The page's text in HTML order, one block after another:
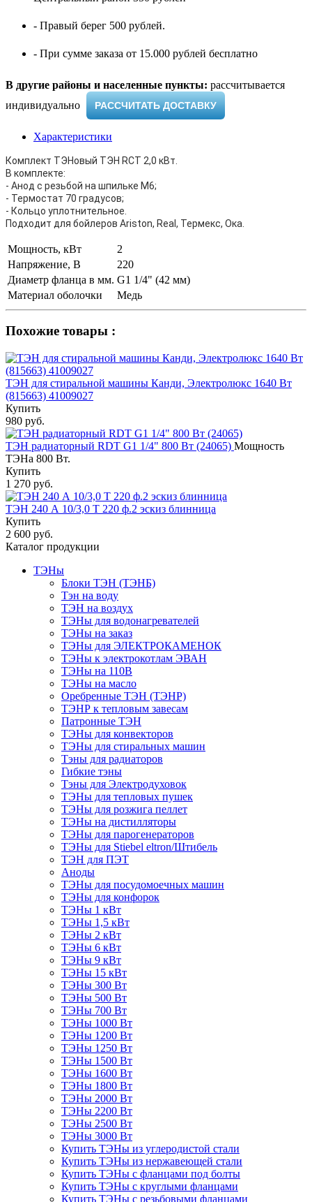
- Правый берег 500 рублей.
- При сумме заказа от 15.000 рублей бесплатно
В другие районы и населенные пункты: рассчитывается
индивидуально ​
РАССЧИТАТЬ ДОСТАВКУ
Характеристики
Комплект ТЭНовый ТЭН RCT 2,0 кВт.
В комплекте:
- Анод с резьбой на шпильке М6;
- Термостат 70 градусов;
- Кольцо уплотнительное.
Подходит для бойлеров Ariston, Real, Термекс, Ока.
Мощность, кВт
2
Напряжение, В
220
Диаметр фланца в мм. G1 1/4" (42 мм)
Материал оболочки
Медь
Похожие товары :
ТЭН для стиральной машины Канди, Электролюкс 1640 Вт
(815663) 41009027
Купить
980 руб.
ТЭН радиаторный RDT G1 1/4" 800 Вт (24065) Мощность
ТЭНа 800 Вт.
Купить
1 270 руб.
ТЭН 240 А 10/3,0 T 220 ф.2 эскиз блинница
Купить
2 600 руб.
Каталог продукции
ТЭНы
Блоки ТЭН (ТЭНБ)
Тэн на воду
ТЭН на воздух
ТЭНы для водонагревателей
ТЭНы на заказ
ТЭНы для ЭЛЕКТРОКАМЕНОК
ТЭНы к электрокотлам ЭВАН
ТЭНы на 110В
ТЭНы на масло
Оребренные ТЭН (ТЭНР)
ТЭНР к тепловым завесам
Патронные ТЭН
ТЭНы для конвекторов
ТЭНы для стиральных машин
Тэны для радиаторов
Гибкие тэны
Тэны для Электродуховок
ТЭНы для тепловых пушек
ТЭНы для розжига пеллет
ТЭНы на дистилляторы
ТЭНы для парогенераторов
ТЭНы для Stiebel eltron/Штибель
ТЭН для ПЭТ
Аноды
ТЭНы для посудомоечных машин
ТЭНы для конфорок
ТЭНы 1 кВт
ТЭНы 1,5 кВт
ТЭНы 2 кВт
ТЭНы 6 кВт
ТЭНы 9 кВт
ТЭНы 15 кВт
ТЭНы 300 Вт
ТЭНы 500 Вт
ТЭНы 700 Вт
ТЭНы 1000 Вт
ТЭНы 1200 Вт
ТЭНы 1250 Вт
ТЭНы 1500 Вт
ТЭНы 1600 Вт
ТЭНы 1800 Вт
ТЭНы 2000 Вт
ТЭНы 2200 Вт
ТЭНы 2500 Вт
ТЭНы 3000 Вт
Купить ТЭНы из углеродистой стали
Купить ТЭНы из нержавеющей стали
Купить ТЭНы с фланцами под болты
Купить ТЭНы с круглыми фланцами
Купить ТЭНы с резьбовыми фланцами